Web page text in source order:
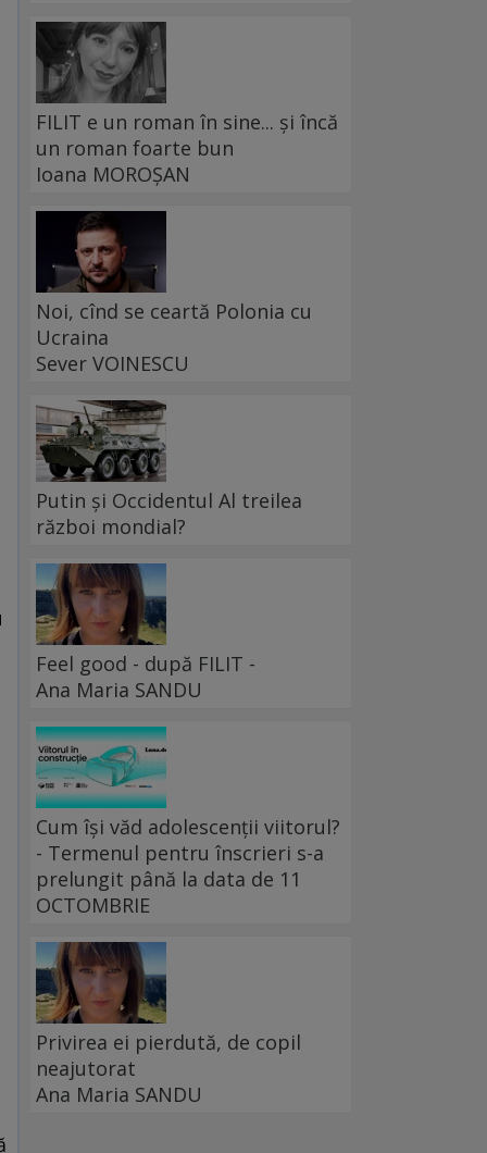
FILIT e un roman în sine... și încă
un roman foarte bun
Ioana MOROȘAN
Noi, cînd se ceartă Polonia cu
Ucraina
Sever VOINESCU
Putin și Occidentul Al treilea
război mondial?
Feel good - după FILIT -
Ana Maria SANDU
Cum își văd adolescenții viitorul?
- Termenul pentru înscrieri s-a
prelungit până la data de 11
OCTOMBRIE
Privirea ei pierdută, de copil
neajutorat
Ana Maria SANDU